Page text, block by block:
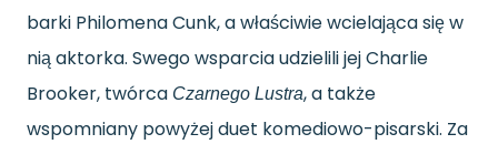
barki Philomena Cunk, a właściwie wcielająca się w
nią aktorka. Swego wsparcia udzielili jej Charlie
Brooker, twórca Czarnego Lustra, a także
wspomniany powyżej duet komediowo-pisarski. Za